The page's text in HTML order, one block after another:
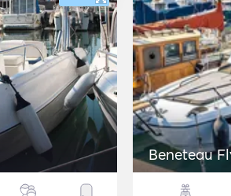
Beneteau